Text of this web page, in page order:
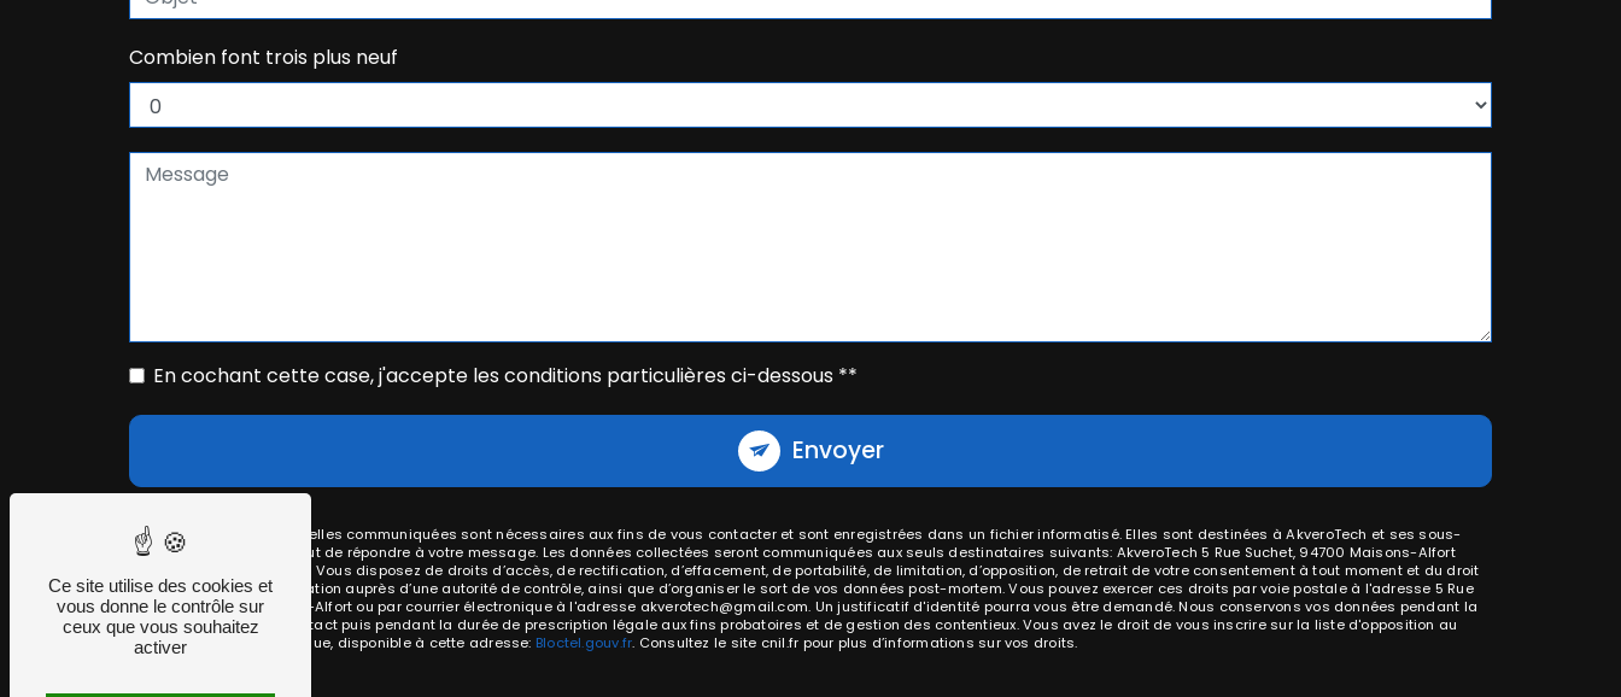
Combien font trois plus neuf
En cochant cette case, j'accepte les conditions particulières ci-dessous **
Envoyer
** Les données personnelles communiquées sont nécessaires aux fins de vous contacter et sont enregistrées dans un fichier informatisé. Elles sont destinées à AkveroTech et ses sous-
traitants dans le seul but de répondre à votre message. Les données collectées seront communiquées aux seuls destinataires suivants: AkveroTech 5 Rue Suchet, 94700 Maisons-Alfort
akverotech@gmail.com. Vous disposez de droits d’accès, de rectification, d’effacement, de portabilité, de limitation, d’opposition, de retrait de votre consentement à tout moment et du droit
d’introduire une réclamation auprès d’une autorité de contrôle, ainsi que d’organiser le sort de vos données post-mortem. Vous pouvez exercer ces droits par voie postale à l'adresse 5 Rue
Suchet, 94700 Maisons-Alfort ou par courrier électronique à l'adresse akverotech@gmail.com. Un justificatif d'identité pourra vous être demandé. Nous conservons vos données pendant la
période de prise de contact puis pendant la durée de prescription légale aux fins probatoires et de gestion des contentieux. Vous avez le droit de vous inscrire sur la liste d'opposition au
démarchage téléphonique, disponible à cette adresse:
Bloctel.gouv.fr. Consultez le site cnil.fr pour plus d’informations sur vos droits.
Ce site utilise des cookies et
vous donne le contrôle sur
ceux que vous souhaitez
activer